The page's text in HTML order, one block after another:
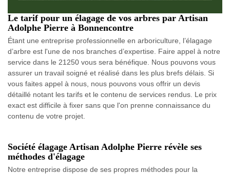
Le tarif pour un élagage de vos arbres par Artisan
Adolphe Pierre à Bonnencontre
Étant une entreprise professionnelle en arboriculture, l’élagage
d’arbre est l'une de nos branches d’expertise. Faire appel à notre
service dans le 21250 vous sera bénéfique. Nous pouvons vous
assurer un travail soigné et réalisé dans les plus brefs délais. Si
vous faites appel à nous, nous pouvons vous offrir un devis
détaillé notant les tarifs et le contenu de services rendus. Le prix
exact est difficile à fixer sans que l'on prenne connaissance du
contenu de votre projet.
Société élagage Artisan Adolphe Pierre révèle ses
méthodes d'élagage
Notre entreprise dispose de ses propres méthodes pour la